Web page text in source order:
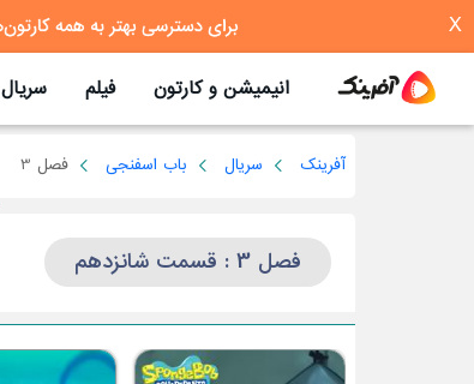
X
انیمیشن و کارتون فیلم سریال
آفرینک سریال باب اسفنجی فصل 3
فصل 3 : قسمت شانزدهم